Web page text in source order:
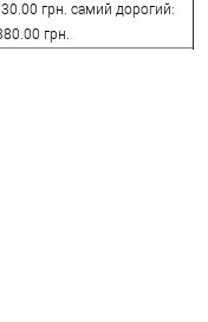
грн. самий дорогий:
грн.